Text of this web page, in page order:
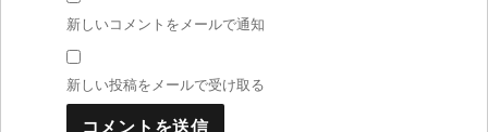
新しいコメントをメールで通知
新しい投稿をメールで受け取る